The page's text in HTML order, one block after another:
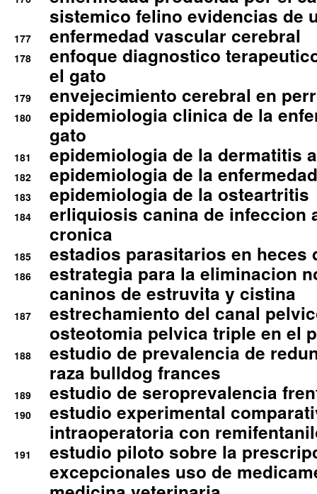
sistemico felino evidencias de
177 enfermedad vascular cerebral
178
enfoque diagnostico
el gato
179 envejecimiento cerebral en
180
epidemiologia clinica de la
gato
181 epidemiologia de la dermatitis
182 epidemiologia de la
183 epidemiologia de la osteartritis
184
erliquiosis canina de infeccion
cronica
185 estadios parasitarios en heces
186
estrategia para la eliminacion
caninos de estruvita y cistina
187
estrechamiento del canal
osteotomia pelvica triple en el
188
estudio de prevalencia de
raza bulldog frances
189 estudio de seroprevalencia
190
estudio experimental
intraoperatoria con
191
estudio piloto sobre la
excepcionales uso de